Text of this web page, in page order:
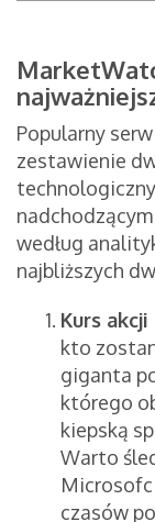
Popularny
zestawienie
według
najbliższych
Kurs
kto
giganta
którego
kiepską
Warto
czasów